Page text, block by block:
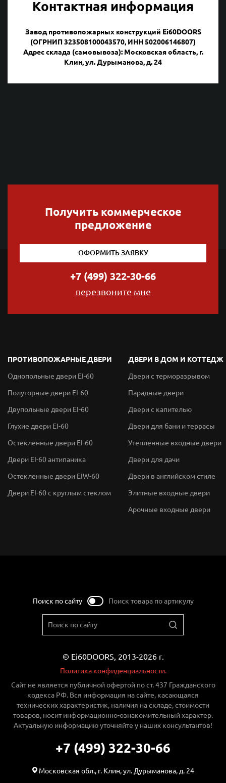
Контактная информация
Завод противопожарных конструкций Ei60DOORS
(ОГРНИП 323508100043570, ИНН 502006146807)
Адрес склада (самовывоза): Московская область, г.
Клин, ул. Дурыманова, д. 24
Получить коммерческое
предложение
ОФОРМИТЬ ЗАЯВКУ
+7 (499) 322-30-66
перезвоните мне
ПРОТИВОПОЖАРНЫЕ ДВЕРИ
Однопольные двери EI-60
Полуторные двери EI-60
Двупольные двери EI-60
Глухие двери EI-60
Остекленные двери EI-60
Двери EI-60 антипаника
Остекленные двери EIW-60
Двери EI-60 с круглым стеклом
ДВЕРИ В ДОМ И КОТТЕДЖ
Двери с терморазрывом
Парадные двери
Двери с капителью
Двери для бани и террасы
Утепленные входные двери
Двери для дачи
Двери в английском стиле
Элитные входные двери
Арочные входные двери
Поиск по сайту Поиск товара по артикулу
© Ei60DOORS, 2013-2026 г.
Политика конфиденциальности.
Сайт не является публичной офертой по ст. 437 Гражданского
кодекса РФ. Вся информация на сайте, касающаяся
технических характеристик, наличия на складе, стоимости
товаров, носит информационно-ознакомительный характер.
Актуальную информацию уточняйте у наших консультантов!
+7 (499) 322-30-66
Московская обл., г. Клин, ул. Дурыманова, д. 24